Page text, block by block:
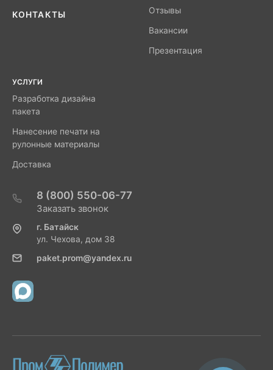
КОНТАКТЫ Отзывы
Вакансии
Презентация
УСЛУГИ
Разработка дизайна
пакета
Нанесение печати на
рулонные материалы
Доставка
8 (800) 550-06-77
Заказать звонок
г. Батайск
ул. Чехова, дом 38
paket.prom@yandex.ru